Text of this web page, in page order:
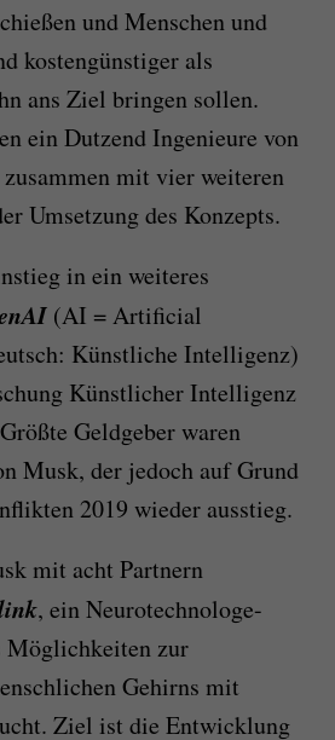
und Menschen und
kostengünstiger als
ans Ziel bringen sollen.
ein Dutzend Ingenieure von
zusammen mit vier weiteren
Umsetzung des Konzepts.
in ein weiteres
(AI = Artificial
Künstliche Intelligenz)
Künstlicher Intelligenz
Geldgeber waren
Musk, der jedoch auf Grund
2019 wieder ausstieg.
mit acht Partnern
, ein Neurotechnologe-
Möglichkeiten zur
Gehirns mit
Ziel ist die Entwicklung